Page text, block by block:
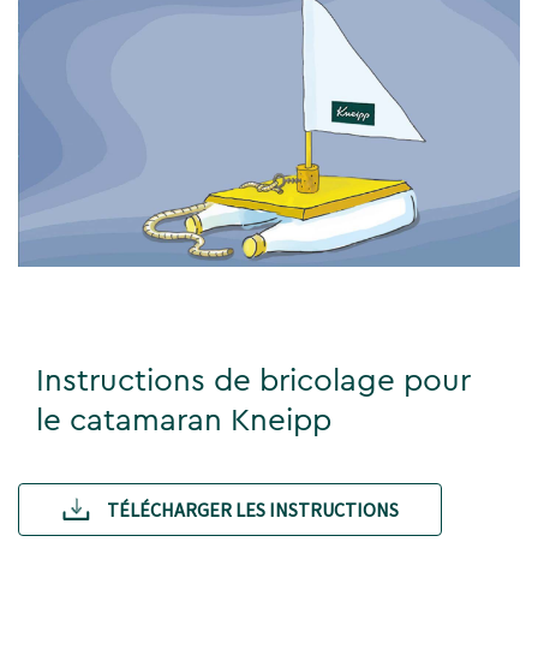
Instructions de bricolage pour
le catamaran Kneipp
TÉLÉCHARGER LES INSTRUCTIONS